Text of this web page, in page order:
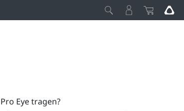
Eye tragen?